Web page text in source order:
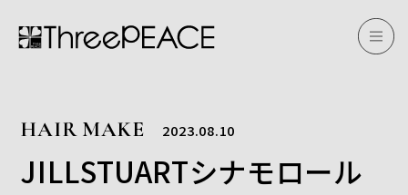
HAIR MAKE 2023.08.10
JILLSTUARTシナモロール